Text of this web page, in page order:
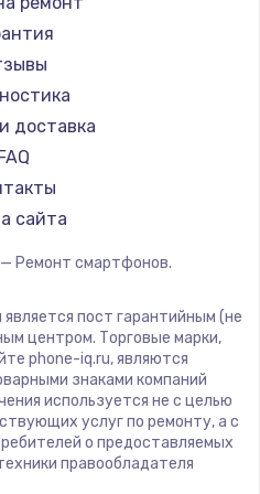
руб.
от пыли
руб.
моста
руб.
платы
руб.
Acer
HP
Poco
HTC
Blackmagic
Nothing
iQOO
Irbis
Vertu
Link
доставка
сайта
— Ремонт смартфонов.
пост гарантийным (не
центром. Торговые марки,
phone-iq.ru, являются
знаками компаний
используется не с целью
услуг по ремонту, а с
о предоставляемых
правообладателя